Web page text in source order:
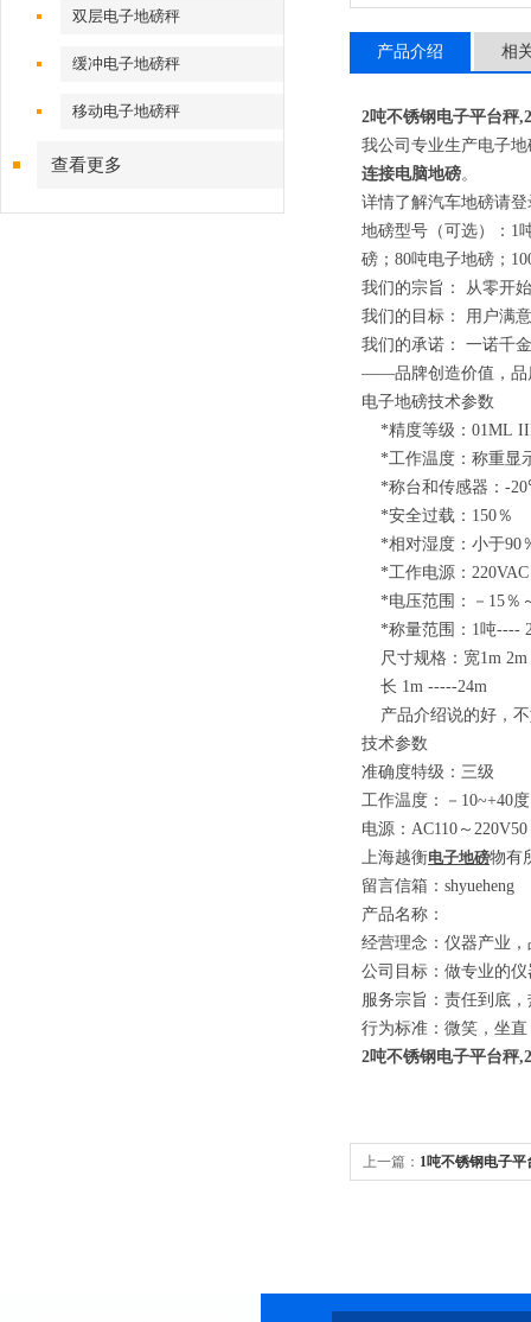
双层电子地磅秤
缓冲电子地磅秤
移动电子地磅秤
查看更多
产品介绍 相
2吨不锈钢电子平台秤
我公司专业生产电子
连接电脑地磅。
详情了解汽车地磅请
地磅型号（可选）： 1
磅； 80吨电子地磅；
我们的宗旨： 从零开
我们的目标： 用户满
我们的承诺： 一诺千金
——品牌创造价值，
电子地磅技术参数
*精度等级： 01ML
*工作温度：称重显
*称台和传感器： -
*安全过载： 150％
*相对湿度：小于90
*工作电源：
*电压范围：－ 15％
*称量范围： 1吨----
尺寸规格：宽1m
长 1m -----24m
产品介绍说的好，不
技术参数
准确度特级：三级
工作温度：－ 10~+40度
电源： AC110 ～ 220V50
上海越衡电子地磅物有
留言信箱： shyueheng
产品名称：
经营理念：仪器产业
公司目标：做专业的
服务宗旨：责任到底
行为标准：微笑，坐
2吨不锈钢电子平台秤
上一篇： 1吨不锈钢电子